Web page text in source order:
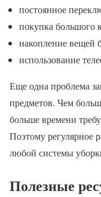
постоянное
покупка большого
накопление вещей
использование
Еще одна проблема
предметов. Чем
больше времени
Поэтому регулярное
любой системы
Полезные